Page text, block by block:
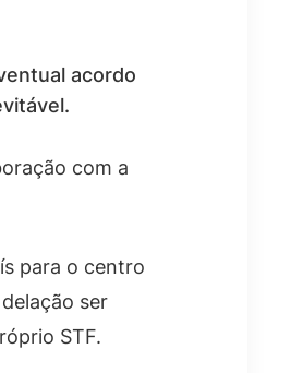
acordo
com a
para o centro
ser
STF.